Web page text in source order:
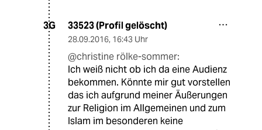
3G 33523 (Profil gelöscht)
28.09.2016, 16:43 Uhr
@christine rölke-sommer:
Ich weiß nicht ob ich da eine Audienz
bekommen. Könnte mir gut vorstellen
das ich aufgrund meiner Äußerungen
zur Religion im Allgemeinen und zum
Islam im besonderen keine